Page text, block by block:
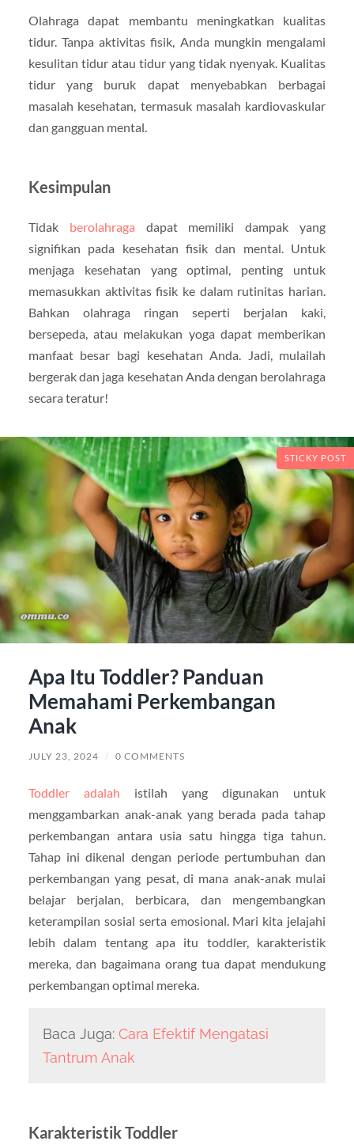
Olahraga dapat membantu meningkatkan kualitas
tidur. Tanpa aktivitas fisik, Anda mungkin mengalami
kesulitan tidur atau tidur yang tidak nyenyak. Kualitas
tidur yang buruk dapat menyebabkan berbagai
masalah kesehatan, termasuk masalah kardiovaskular
dan gangguan mental.
Kesimpulan
Tidak berolahraga dapat memiliki dampak yang
signifikan pada kesehatan fisik dan mental. Untuk
menjaga kesehatan yang optimal, penting untuk
memasukkan aktivitas fisik ke dalam rutinitas harian.
Bahkan olahraga ringan seperti berjalan kaki,
bersepeda, atau melakukan yoga dapat memberikan
manfaat besar bagi kesehatan Anda. Jadi, mulailah
bergerak dan jaga kesehatan Anda dengan berolahraga
secara teratur!
STICKY POST
Apa Itu Toddler? Panduan
Memahami Perkembangan
Anak
JULY 23, 2024 / 0 COMMENTS
Toddler adalah istilah yang digunakan untuk
menggambarkan anak-anak yang berada pada tahap
perkembangan antara usia satu hingga tiga tahun.
Tahap ini dikenal dengan periode pertumbuhan dan
perkembangan yang pesat, di mana anak-anak mulai
belajar berjalan, berbicara, dan mengembangkan
keterampilan sosial serta emosional. Mari kita jelajahi
lebih dalam tentang apa itu toddler, karakteristik
mereka, dan bagaimana orang tua dapat mendukung
perkembangan optimal mereka.
Baca Juga: Cara Efektif Mengatasi
Tantrum Anak
Karakteristik Toddler